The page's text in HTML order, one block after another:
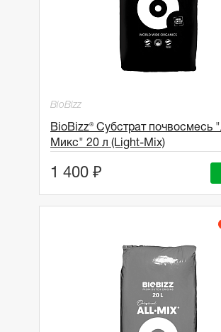
BioBizz
BioBizz® Субстрат почвосмесь
Микс" 20 л (Light-Mix)
1 400 ₽